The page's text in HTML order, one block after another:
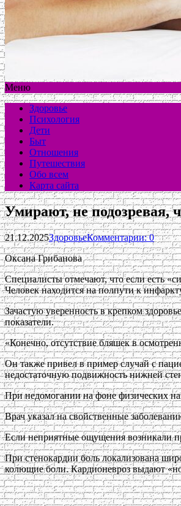
Меню
Здоровье
Психология
Дети
Быт
Отношения
Путешествия
Обо всем
Карта сайта
Умирают, не подозревая,
21.12.2025ЗдоровьеКомментарии: 0
Оксана Грибанова
Специалисты отмечают, что если есть
Человек находится на полпути к
Зачастую уверенность в крепком
показатели.
«Конечно, отсутствие бляшек в
Он также привел в пример случай с
недостаточную подвижность нижней
При недомогании на фоне физических
Врач указал на свойственные
Если неприятные ощущения возникали
При стенокардии боль локализована
колющие боли. Кардионевроз выдают